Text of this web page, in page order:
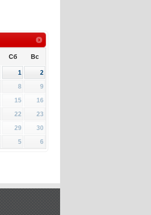
Сб Вс
1
2
8
9
15
16
22
23
29
30
5 6